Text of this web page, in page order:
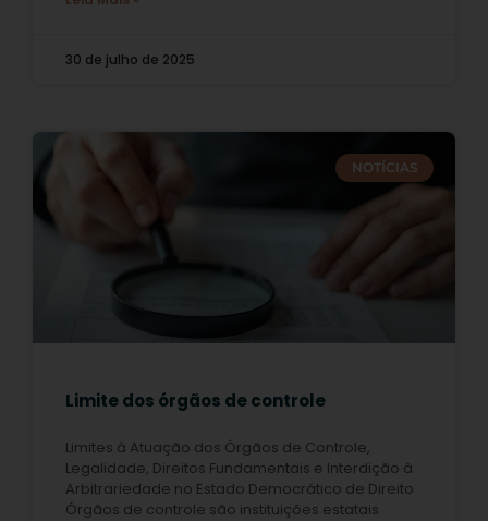
30 de julho de 2025
NOTÍCIAS
Limite dos órgãos de controle
Limites à Atuação dos Órgãos de Controle,
Legalidade, Direitos Fundamentais e Interdição à
Arbitrariedade no Estado Democrático de Direito
Órgãos de controle são instituições estatais